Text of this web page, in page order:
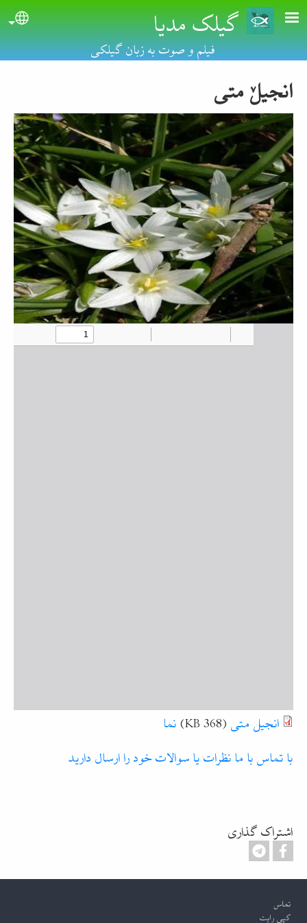
Skip to main contentگیلک مدیا
فیلم و صوت به زبان گیلکی
انجیلٚ متی
انجیل متی(368 KB)
نما
با تماس با ما نظرات یا سوالات خود را ارسال دارید
اشتراک گذاری
تماس
کپی رایت